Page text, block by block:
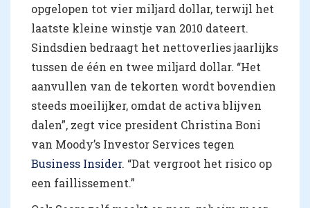
opgelopen tot vier miljard dollar, terwijl het
laatste kleine winstje van 2010 dateert.
Sindsdien bedraagt het nettoverlies jaarlijks
tussen de één en twee miljard dollar. “Het
aanvullen van de tekorten wordt bovendien
steeds moeilijker, omdat de activa blijven
dalen”, zegt vice president Christina Boni
van Moody’s Investor Services tegen
Business Insider. “Dat vergroot het risico op
een faillissement.”